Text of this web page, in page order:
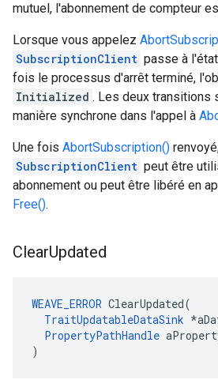
mutuel, l'abonnement de compteur
Lorsque vous appelez
SubscriptionClient passe à l'état
fois le processus d'arrêt terminé,
Initialized . Les deux transitions
manière synchrone dans l'appel à
Une fois AbortSubscription()
SubscriptionClient peut être
abonnement ou peut être libéré en
Free().
ClearUpdated
WEAVE_ERROR ClearUpdated(
TraitUpdatableDataSink
PropertyPathHandle
)